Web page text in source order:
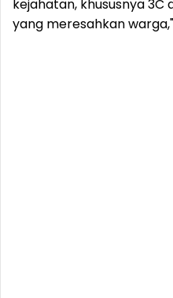
kejahatan, khususnya
yang meresahkan